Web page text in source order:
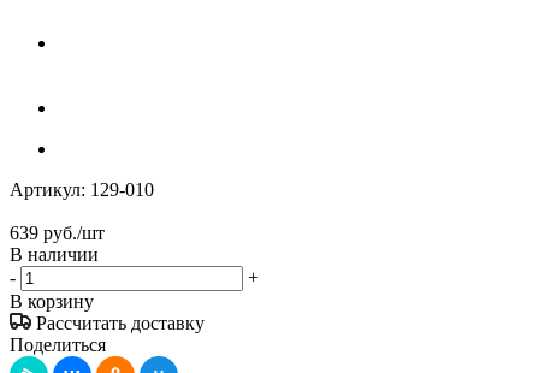
Артикул: 129-010
639 руб./шт
В наличии
-
+
В корзину
Рассчитать доставку
Поделиться